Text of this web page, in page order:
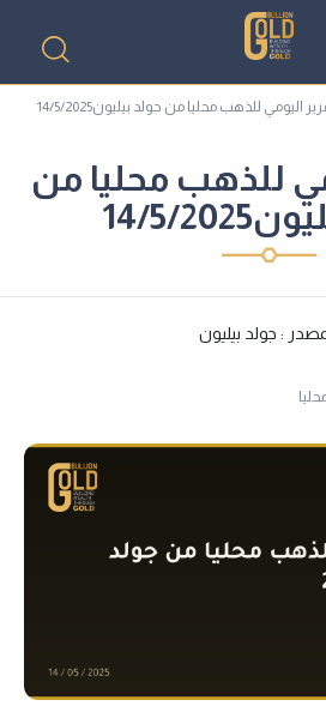
اليومي للذهب محليا من جولد بيليون14/5/2025
للذهب محليا من
5/2025
: جولد بيليون